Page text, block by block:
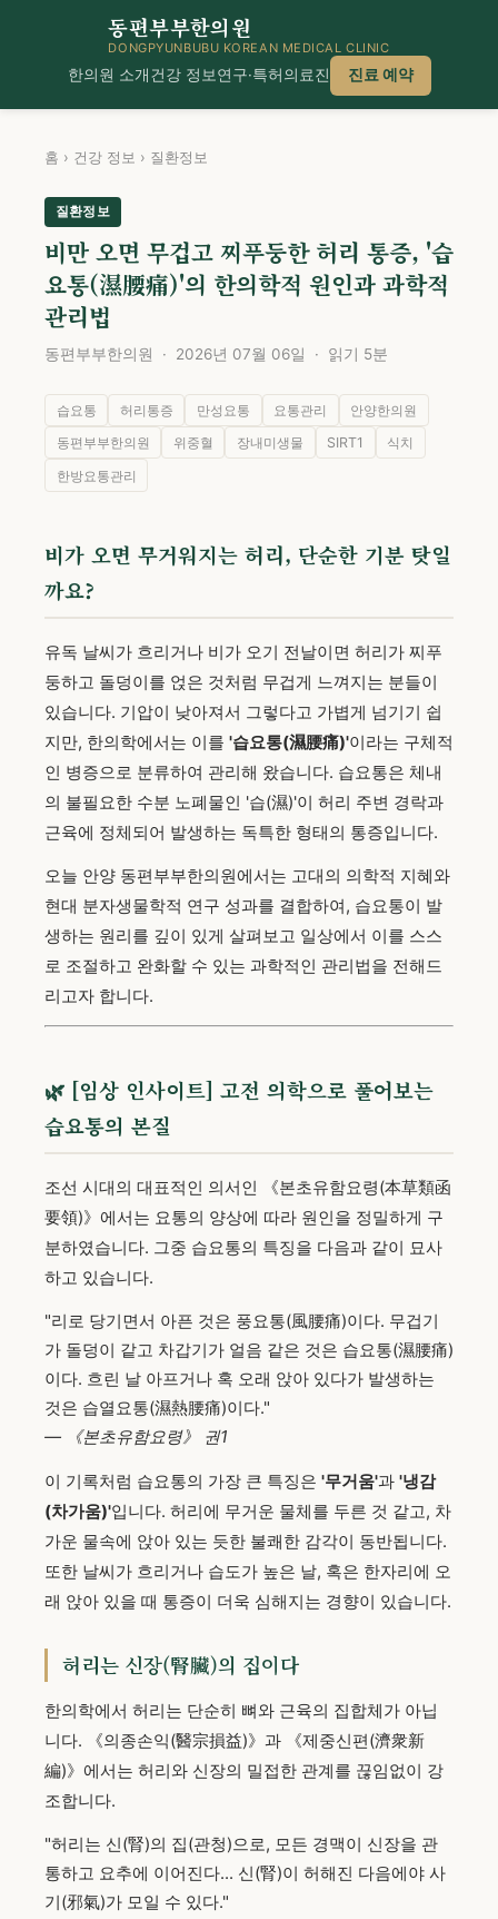
동편부부한의원
DONGPYUNBUBU KOREAN MEDICAL CLINIC
한의원 소개건강 정보연구·특허의료진 진료 예약
홈 › 건강 정보 › 질환정보
질환정보
비만 오면 무겁고 찌푸둥한 허리 통증, '습
요통(濕腰痛)'의 한의학적 원인과 과학적
관리법
동편부부한의원 · 2026년 07월 06일 · 읽기 5분
습요통 허리통증 만성요통 요통관리
안양한의원
동편부부한의원
위중혈 장내미생물 SIRT1
식치
한방요통관리
비가 오면 무거워지는 허리, 단순한 기분 탓일
까요?
유독 날씨가 흐리거나 비가 오기 전날이면 허리가 찌푸
둥하고 돌덩이를 얹은 것처럼 무겁게 느껴지는 분들이
있습니다. 기압이 낮아져서 그렇다고 가볍게 넘기기 쉽
지만, 한의학에서는 이를 '습요통(濕腰痛)'이라는 구체적
인 병증으로 분류하여 관리해 왔습니다. 습요통은 체내
의 불필요한 수분 노폐물인 '습(濕)'이 허리 주변 경락과
근육에 정체되어 발생하는 독특한 형태의 통증입니다.
오늘 안양 동편부부한의원에서는 고대의 의학적 지혜와
현대 분자생물학적 연구 성과를 결합하여, 습요통이 발
생하는 원리를 깊이 있게 살펴보고 일상에서 이를 스스
로 조절하고 완화할 수 있는 과학적인 관리법을 전해드
리고자 합니다.
🌿 [임상 인사이트] 고전 의학으로 풀어보는
습요통의 본질
조선 시대의 대표적인 의서인 《본초유함요령(本草類函
要領)》에서는 요통의 양상에 따라 원인을 정밀하게 구
분하였습니다. 그중 습요통의 특징을 다음과 같이 묘사
하고 있습니다.
"리로 당기면서 아픈 것은 풍요통(風腰痛)이다. 무겁기
가 돌덩이 같고 차갑기가 얼음 같은 것은 습요통(濕腰痛)
이다. 흐린 날 아프거나 혹 오래 앉아 있다가 발생하는
것은 습열요통(濕熱腰痛)이다."
— 《본초유함요령》 권1
이 기록처럼 습요통의 가장 큰 특징은 '무거움'과 '냉감
(차가움)'입니다. 허리에 무거운 물체를 두른 것 같고, 차
가운 물속에 앉아 있는 듯한 불쾌한 감각이 동반됩니다.
또한 날씨가 흐리거나 습도가 높은 날, 혹은 한자리에 오
래 앉아 있을 때 통증이 더욱 심해지는 경향이 있습니다.
허리는 신장(腎臟)의 집이다
한의학에서 허리는 단순히 뼈와 근육의 집합체가 아닙
니다. 《의종손익(醫宗損益)》과 《제중신편(濟衆新
編)》에서는 허리와 신장의 밀접한 관계를 끊임없이 강
조합니다.
"허리는 신(腎)의 집(관청)으로, 모든 경맥이 신장을 관
통하고 요추에 이어진다... 신(腎)이 허해진 다음에야 사
기(邪氣)가 모일 수 있다."